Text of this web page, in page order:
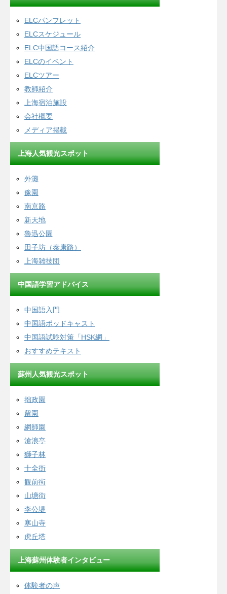
ELCパンフレット
ELCスケジュール
ELC中国語コース紹介
ELCのイベント
ELCツアー
教師紹介
上海宿泊施設
会社概要
メディア掲載
上海人気観光スポット
外灘
豫園
南京路
新天地
魯迅公園
田子坊（泰康路）
上海雑技団
中国語学習アドバイス
中国語入門
中国語ポッドキャスト
中国語試験対策「HSK網」
おすすめテキスト
蘇州人気観光スポット
拙政園
留園
網師園
滄浪亭
獅子林
十全街
観前街
山塘街
李公堤
寒山寺
虎丘塔
上海蘇州体験者インタビュー
体験者の声